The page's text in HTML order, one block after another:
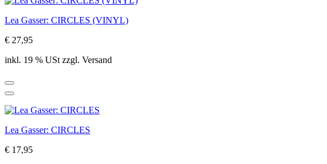
Lea Gasser: CIRCLES (VINYL)
€ 27,95
inkl. 19 % USt zzgl. Versand
Lea Gasser: CIRCLES
€ 17,95